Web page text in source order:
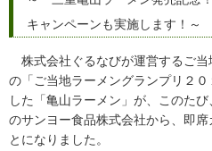
キャンペーンも実施します！～
株式会社ぐるなびが運営するご
の「ご当地ラーメングランプリ２
した「亀山ラーメン」が、このた
のサンヨー食品株式会社から、即
とになりました。